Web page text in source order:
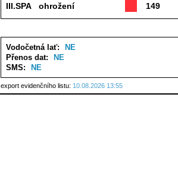
III.SPA
ohrožení 149
Vodočetná lať:
NE
Přenos dat:
NE
SMS:
NE
export evidenčního listu: 10.08.2026 13:55